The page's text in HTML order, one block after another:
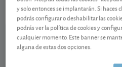
Contenido
y solo entonces se implantarán. Si haces
podrás configurar o deshabilitar las
podrás ver la política de cookies y
cualquier momento. Este banner se
alguna de estas dos opciones.